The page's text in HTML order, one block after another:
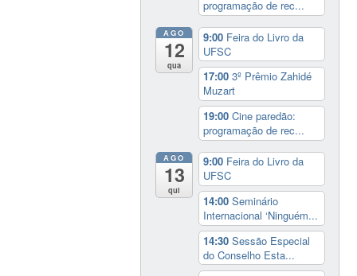
programação de rec...
AGO
12
qua
9:00 Feira do Livro da
UFSC
17:003º Prêmio Zahidé
Muzart
19:00Cine paredão:
programação de rec...
AGO
13
qui
9:00 Feira do Livro da
UFSC
14:00Seminário
Internacional ‘Ninguém...
14:30Sessão Especial
do Conselho Esta...